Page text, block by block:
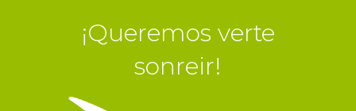
¡Queremos verte
sonreir!